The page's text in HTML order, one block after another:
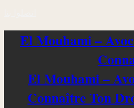
El Mouhami –
Connaître Ton